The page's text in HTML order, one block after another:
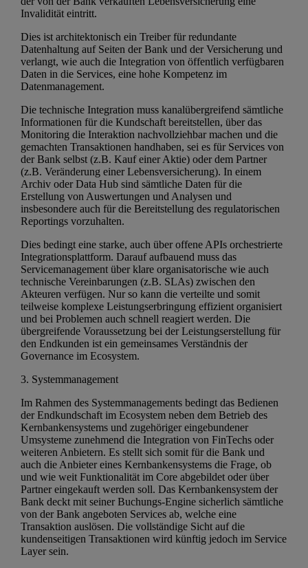
Invalidität eintritt.
Dies ist architektonisch ein Treiber für redundante
Datenhaltung auf Seiten der Bank und der Versicherung und
verlangt, wie auch die Integration von öffentlich verfügbaren
Daten in die Services, eine hohe Kompetenz im
Datenmanagement.
Die technische Integration muss kanalübergreifend sämtliche
Informationen für die Kundschaft bereitstellen, über das
Monitoring die Interaktion nachvollziehbar machen und die
gemachten Transaktionen handhaben, sei es für Services von
der Bank selbst (z.B. Kauf einer Aktie) oder dem Partner
(z.B. Veränderung einer Lebensversicherung). In einem
Archiv oder Data Hub sind sämtliche Daten für die
Erstellung von Auswertungen und Analysen und
insbesondere auch für die Bereitstellung des regulatorischen
Reportings vorzuhalten.
Dies bedingt eine starke, auch über offene APIs orchestrierte
Integrationsplattform. Darauf aufbauend muss das
Servicemanagement über klare organisatorische wie auch
technische Vereinbarungen (z.B. SLAs) zwischen den
Akteuren verfügen. Nur so kann die verteilte und somit
teilweise komplexe Leistungserbringung effizient organisiert
und bei Problemen auch schnell reagiert werden. Die
übergreifende Voraussetzung bei der Leistungserstellung für
den Endkunden ist ein gemeinsames Verständnis der
Governance im Ecosystem.
3. Systemmanagement
Im Rahmen des Systemmanagements bedingt das Bedienen
der Endkundschaft im Ecosystem neben dem Betrieb des
Kernbankensystems und zugehöriger eingebundener
Umsysteme zunehmend die Integration von FinTechs oder
weiteren Anbietern. Es stellt sich somit für die Bank und
auch die Anbieter eines Kernbankensystems die Frage, ob
und wie weit Funktionalität im Core abgebildet oder über
Partner eingekauft werden soll. Das Kernbankensystem der
Bank deckt mit seiner Buchungs-Engine sicherlich sämtliche
von der Bank angeboten Services ab, welche eine
Transaktion auslösen. Die vollständige Sicht auf die
kundenseitigen Transaktionen wird künftig jedoch im Service
Layer sein.